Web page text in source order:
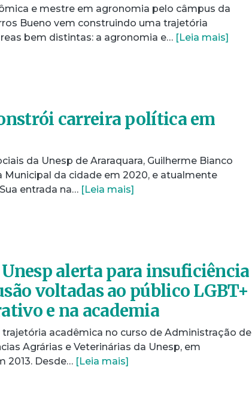
e mestre em agronomia pelo câmpus da
Bueno vem construindo uma trajetória
bem distintas: a agronomia e… [Leia mais]
carreira política em
da Unesp de Araraquara, Guilherme Bianco
Municipal da cidade em 2020, e atualmente
entrada na… [Leia mais]
alerta para insuficiência
voltadas ao público LGBT+
e na academia
trajetória acadêmica no curso de Administração de
Agrárias e Veterinárias da Unesp, em
2013. Desde… [Leia mais]